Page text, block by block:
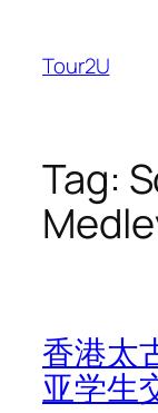
content
Tour2U
Tag:
香港太
亚学生